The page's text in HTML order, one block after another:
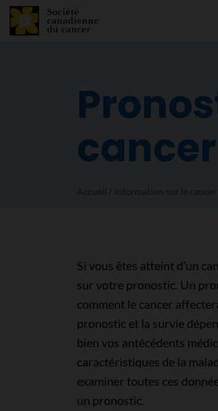
Accueil Information sur le cancer
Si vous êtes atteint d’un
sur votre pronostic. Un
comment le cancer
pronostic et la survie
bien vos antécédents
caractéristiques de la
examiner toutes ces
un pronostic.